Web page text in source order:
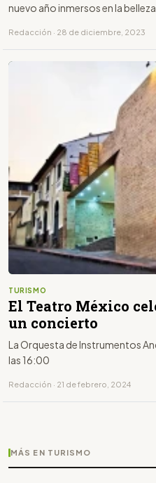
nuevo año inmersos en la
Redacción · 28 de diciembre, 2023
TURISMO
El Teatro México
un concierto
La Orquesta de Instrumentos
las 16:00
Redacción · 21 de febrero, 2024
MÁS EN TURISMO